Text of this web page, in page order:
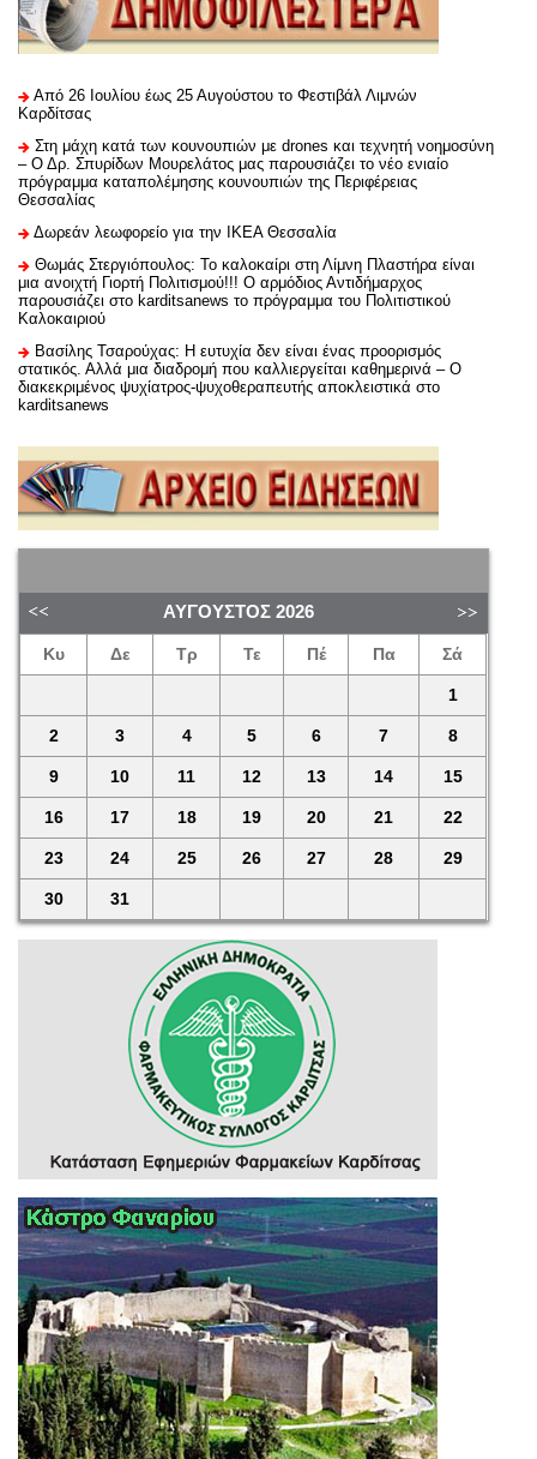
Από 26 Ιουλίου έως 25 Αυγούστου το Φεστιβάλ Λιμνών
Καρδίτσας
Στη μάχη κατά των κουνουπιών με drones και τεχνητή νοημοσύνη
– Ο Δρ. Σπυρίδων Μουρελάτος μας παρουσιάζει το νέο ενιαίο
πρόγραμμα καταπολέμησης κουνουπιών της Περιφέρειας
Θεσσαλίας
Δωρεάν λεωφορείο για την ΙΚΕΑ Θεσσαλία
Θωμάς Στεργιόπουλος: Το καλοκαίρι στη Λίμνη Πλαστήρα είναι
μια ανοιχτή Γιορτή Πολιτισμού!!! Ο αρμόδιος Αντιδήμαρχος
παρουσιάζει στο karditsanews το πρόγραμμα του Πολιτιστικού
Καλοκαιριού
Βασίλης Τσαρούχας: Η ευτυχία δεν είναι ένας προορισμός
στατικός. Αλλά μια διαδρομή που καλλιεργείται καθημερινά – Ο
διακεκριμένος ψυχίατρος-ψυχοθεραπευτής αποκλειστικά στο
karditsanews
ΑΎΓΟΥΣΤΟΣ 2026
Κυ Δε Τρ Τε Πέ Πα Σά
1
2 3 4 5 6 7 8
9 10 11 12 13 14 15
16 17 18 19 20 21 22
23 24 25 26 27 28 29
30 31